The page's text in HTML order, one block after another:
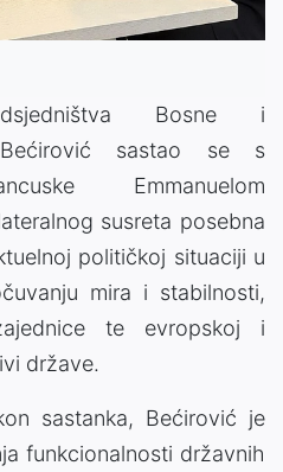
Bosne i
sastao se s
Emmanuelom
susreta posebna
političkoj situaciji u
mira i stabilnosti,
te evropskoj i
države.
sastanka, Bećirović je
funkcionalnosti državnih